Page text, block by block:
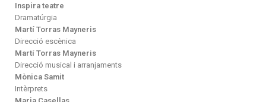
Inspira teatre
Dramatúrgia
Martí Torras Mayneris
Direcció escènica
Martí Torras Mayneris
Direcció musical i arranjaments
Mònica Samit
Intèrprets